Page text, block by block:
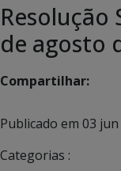
Resolução
de agosto
Compartilhar:
Publicado em 03 jun
Categorias :